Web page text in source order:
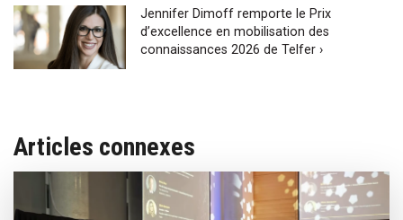
Jennifer Dimoff remporte le Prix
d’excellence en mobilisation des
connaissances 2026 de Telfer ›
Articles connexes